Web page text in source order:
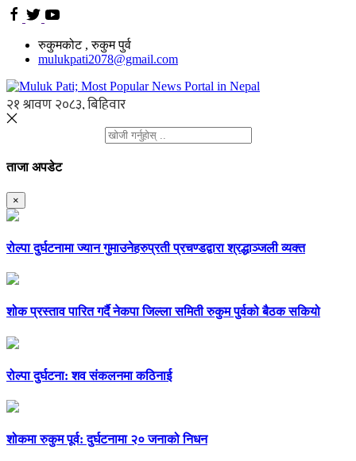
रुकुमकोट , रुकुम पुर्व
mulukpati2078@gmail.com
ताजा अपडेट
×
रोल्पा दुर्घटनामा ज्यान गुमाउनेहरुप्रती प्रचण्डद्वारा श्रद्धाञ्जली व्यक्त
शोक प्रस्ताव पारित गर्दै नेकपा जिल्ला समिती रुकुम पुर्वको बैठक सकियो
रोल्पा दुर्घटना: शव संकलनमा कठिनाई
शोकमा रुकुम पूर्व: दुर्घटनामा २० जनाको निधन